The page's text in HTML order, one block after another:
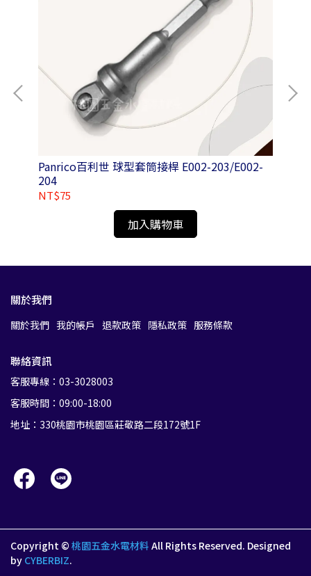
Panrico百利世 球型套筒接桿 E002-203/E002-
204
NT$75
加入購物車
關於我們
關於我們 我的帳戶 退款政策 隱私政策 服務條款
聯絡資訊
客服專線：03-3028003
客服時間：09:00-18:00
地址：330桃園市桃園區莊敬路二段172號1F
Copyright © 桃園五金水電材料 All Rights Reserved. Designed
by CYBERBIZ.